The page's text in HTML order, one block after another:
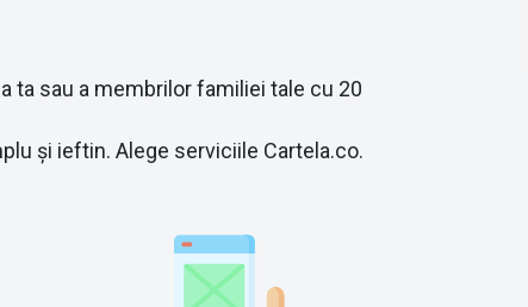
ta sau a membrilor familiei tale cu 20
și ieftin. Alege serviciile Cartela.co.